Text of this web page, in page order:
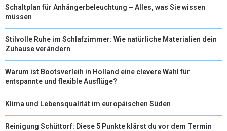
Schaltplan für Anhängerbeleuchtung – Alles, was Sie wissen
müssen
Stilvolle Ruhe im Schlafzimmer: Wie natürliche Materialien dein
Zuhause verändern
Warum ist Bootsverleih in Holland eine clevere Wahl für
entspannte und flexible Ausflüge?
Klima und Lebensqualität im europäischen Süden
Reinigung Schüttorf: Diese 5 Punkte klärst du vor dem Termin